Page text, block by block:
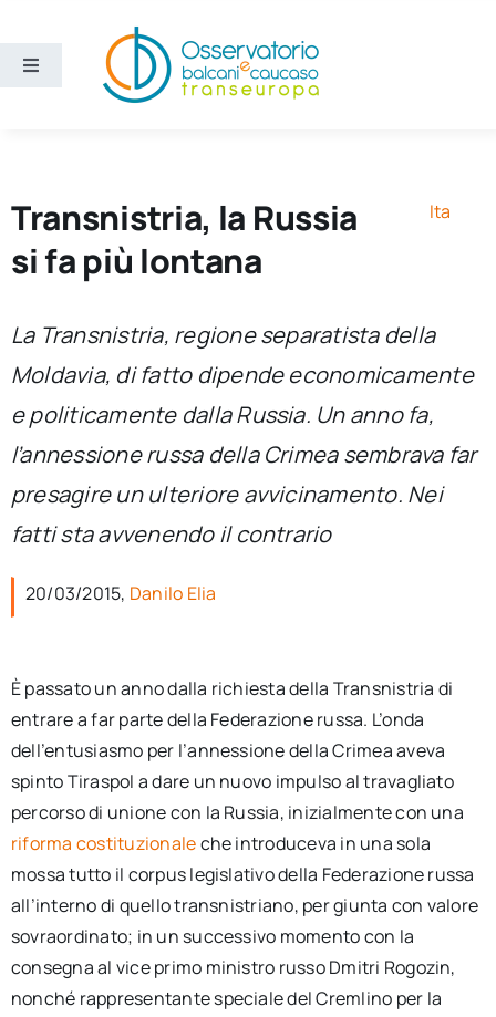
contenuto
Toggle
Ricerca e divulgazione
Sezioni
Chi siamo
per:
Transnistria, la Russia
si fa più lontana
Ita
La Transnistria, regione separatista della
Moldavia, di fatto dipende economicamente
e politicamente dalla Russia. Un anno fa,
l’annessione russa della Crimea sembrava far
presagire un ulteriore avvicinamento. Nei
fatti sta avvenendo il contrario
20/03/2015, Danilo Elia
È passato un anno dalla richiesta della Transnistria di
entrare a far parte della Federazione russa. L’onda
dell’entusiasmo per l’annessione della Crimea aveva
spinto Tiraspol a dare un nuovo impulso al travagliato
percorso di unione con la Russia, inizialmente con una
riforma costituzionaleche introduceva in una sola
mossa tutto il corpus legislativo della Federazione russa
all’interno di quello transnistriano, per giunta con valore
sovraordinato; in un successivo momento con la
consegna al vice primo ministro russo Dmitri Rogozin,
nonché rappresentante speciale del Cremlino per la